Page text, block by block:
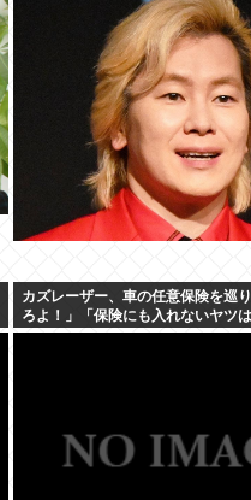
カズレーザー、車の任意保険を巡
ろよ！」「保険にも入れないヤツ
よ」